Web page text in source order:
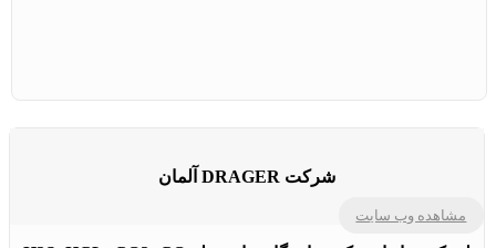
شرکت DRAGER آلمان
مشاهده وب سایت